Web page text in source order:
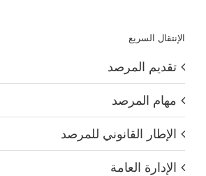
الإنتقال السريع
تقديم المرصد
مهام المرصد
الإطار القانوني للمرصد
الإدارة العامة